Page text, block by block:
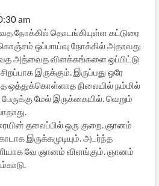
am
நோக்கில் தொடங்கியுள்ள கட்டுரை
ஒப்பாய்வு நோக்கில் அதாவது
அத்வைத விளக்கங்களை ஒப்பிட்டு
இருக்கும். இருப்பது ஒரே
ஒத்துக்கொள்ளாத நிலையில் நம்மில்
மேல் இருக்கையில். வெறும்
தலைப்பில் ஒரு குறை. ஞானம்
இருக்கமுடியும். அடர்ந்த
வே ஞானம் விளங்கும். ஞானம்